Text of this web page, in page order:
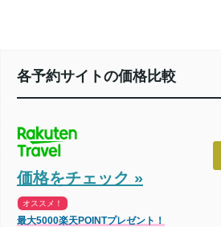
各予約サイトの価格比較
価格をチェック »
オススメ！
最大5000楽天POINTプレゼント！